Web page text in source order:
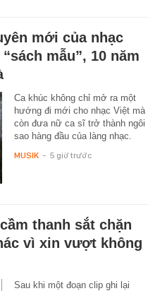
mới của nhạc
mẫu”, 10 năm
Ca khúc không chỉ mở ra một
hướng đi mới cho nhạc Việt mà
còn đưa nữ ca sĩ trở thành ngôi
sao hàng đầu của làng nhạc.
MUSIK - 5 giờ trước
thanh sắt chặn
vì xin vượt không
Sau khi một đoạn clip ghi lại